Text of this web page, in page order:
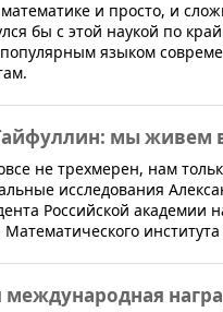
и просто, и
бы с этой наукой по
языком
мы живем
не трехмерен, нам
исследования
Российской академии
Математического